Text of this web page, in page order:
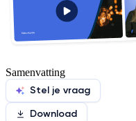
Samenvatting
Stel je vraag
Download